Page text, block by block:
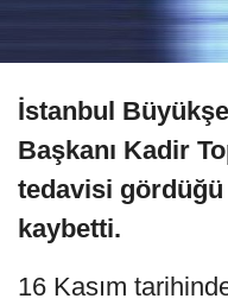
İstanbul
Başkanı Kadir
tedavisi gördüğü
kaybetti.
16 Kasım